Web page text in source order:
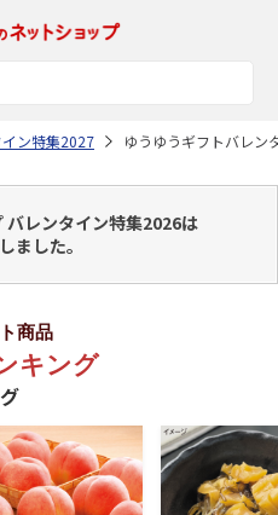
ン特集2027 ゆうゆうギフトバレン
レンタイン特集2026は
ました。
商品
キング